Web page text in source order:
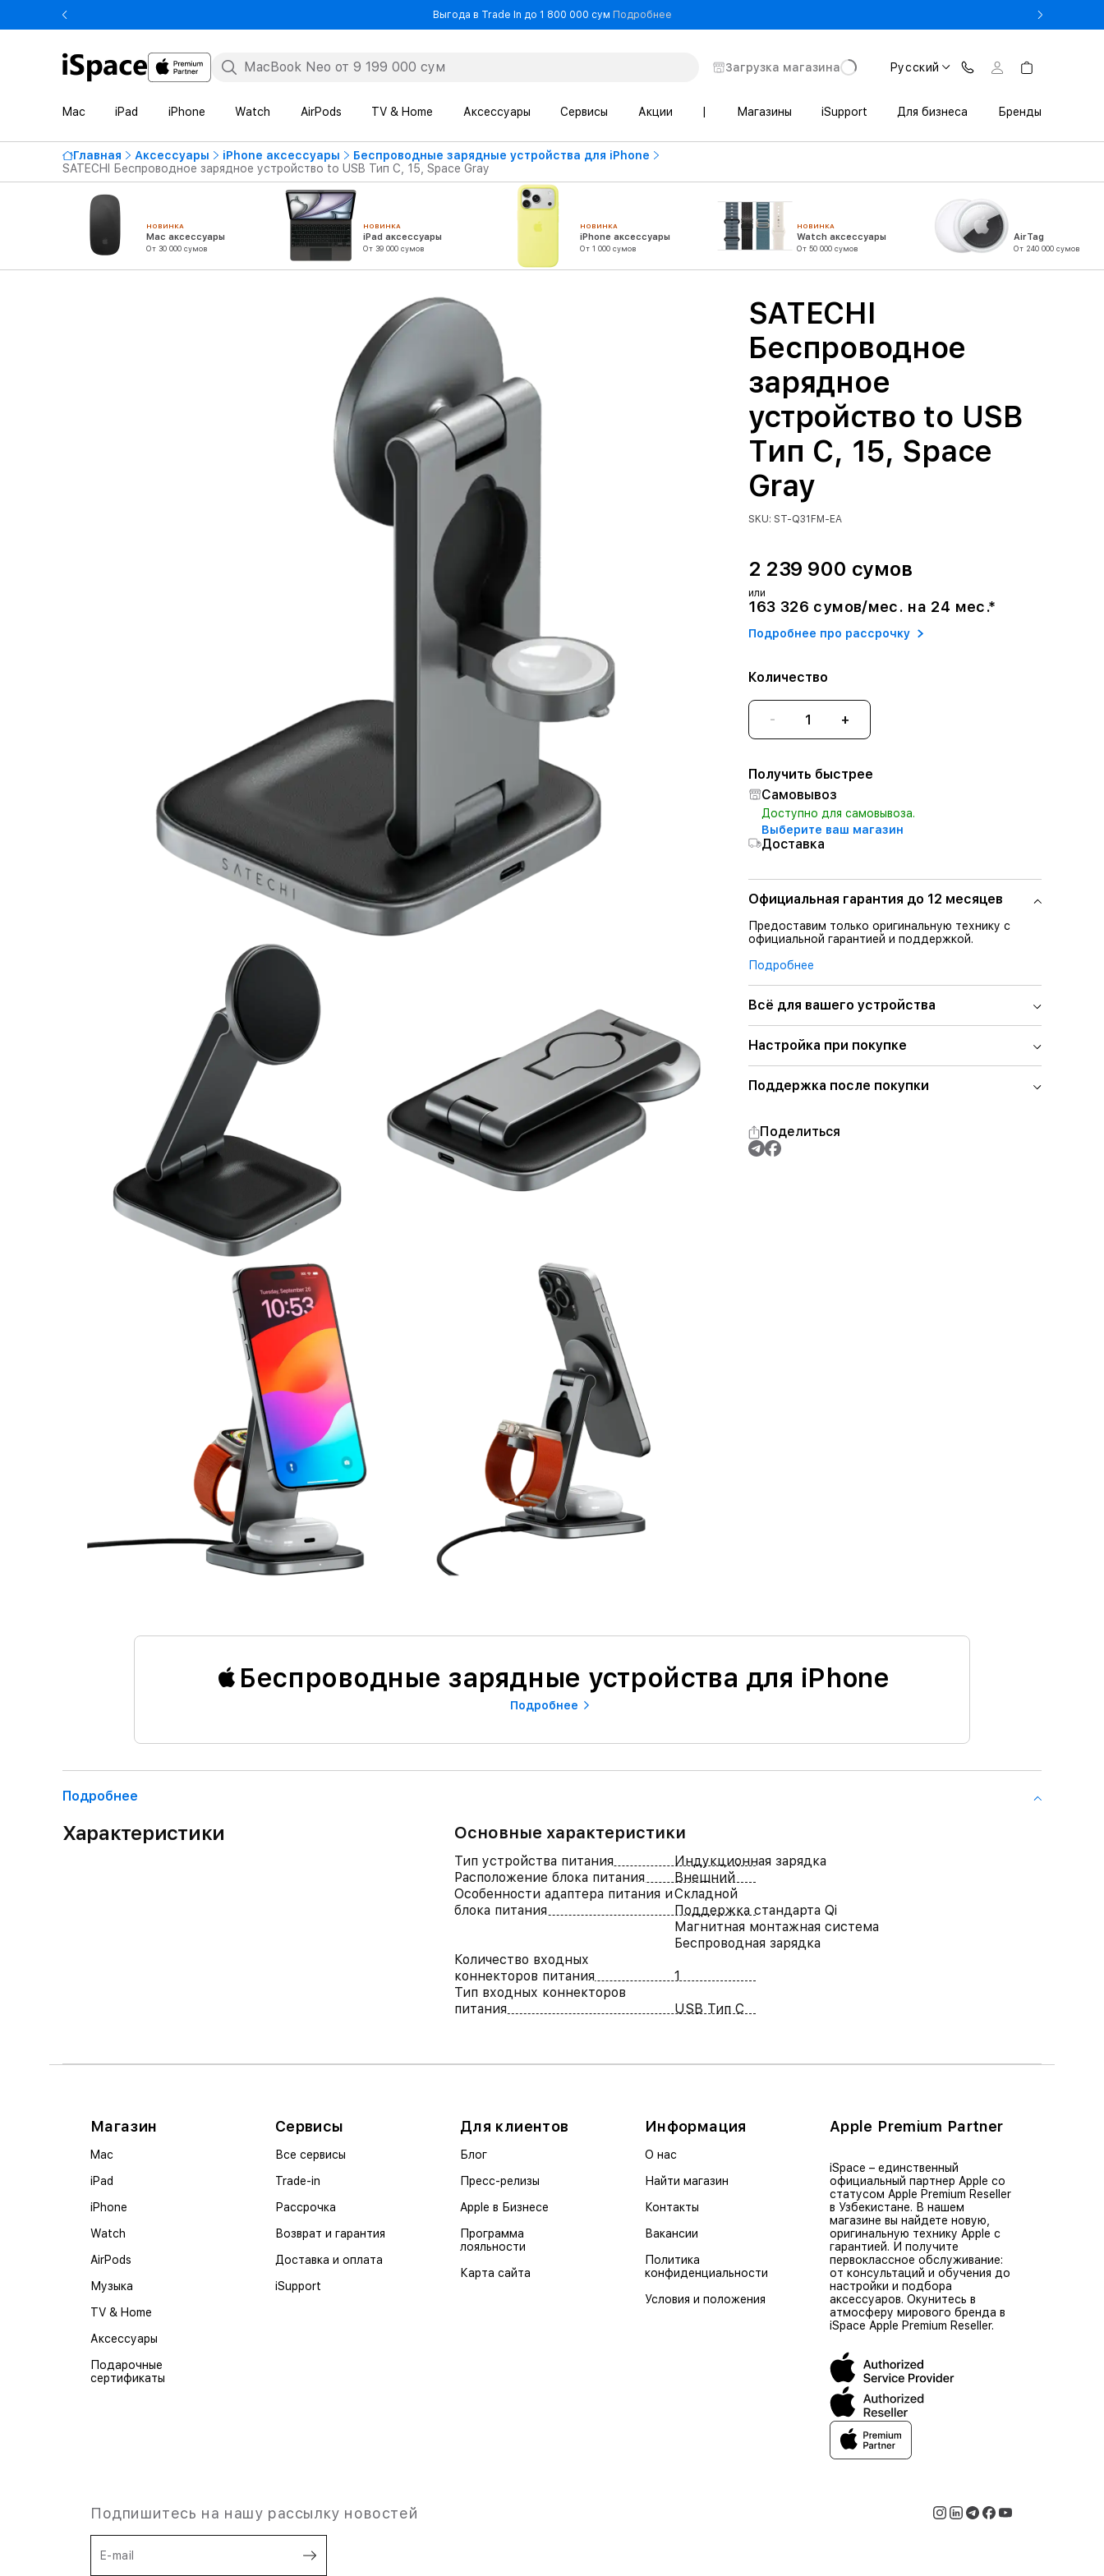
Выгода в Trade In до 1 800 000 сум Подробнее- Выгода в Trade In до 1 800 000 сум
Загрузка магазина Русский
Mac iPad iPhone Watch AirPods TV & Home Аксессуары Сервисы Акции Магазины iSupport Для бизнеса Бренды
Главная Аксессуары iPhone аксессуары
Беспроводные зарядные устройства для iPhone
SATECHI Беспроводное зарядное устройство to USB Тип C, 15, Space Gray
НОВИНКА
Mac аксессуары
От 30 000 сумов
НОВИНКА
iPad аксессуары
От 39 000 сумов
НОВИНКА
iPhone аксессуары
От 1 000 сумов
НОВИНКА
Watch аксессуары
От 50 000 сумов
AirTag
От 240 000 сумов
SATECHI
Беспроводное
зарядное
устройство to USB
Тип C, 15, Space
Gray
SKU: ST-Q31FM-EA
2 239 900 сумов
или
163 326 сумов/мес. на 24 мес.*
Подробнее про рассрочку
Количество
- +
Получить быстрее
Самовывоз
Доступно для самовывоза.
Выберите ваш магазин
Доставка
Официальная гарантия до 12 месяцев
Предоставим только оригинальную технику с
официальной гарантией и поддержкой.
Подробнее
Всё для вашего устройства
Настройка при покупке
Поддержка после покупки
Поделиться
Беспроводные зарядные устройства для iPhone
Подробнее
Подробнее
Характеристики Основные характеристики
Тип устройства питания
Индукционная зарядка
Расположение блока питания
Внешний
Особенности адаптера питания и
блока питания
Складной
Поддержка стандарта Qi
Магнитная монтажная система
Беспроводная зарядка
Количество входных
коннекторов питания
1
Тип входных коннекторов
питания
USB Тип C
Магазин
Mac
iPad
iPhone
Watch
AirPods
Музыка
TV & Home
Аксессуары
Подарочные
сертификаты
Сервисы
Все сервисы
Trade-in
Рассрочка
Возврат и гарантия
Доставка и оплата
iSupport
Для клиентов
Блог
Пресс-релизы
Apple в Бизнесе
Программа
лояльности
Карта сайта
Информация
О нас
Найти магазин
Контакты
Вакансии
Политика
конфиденциальности
Условия и положения
Apple Premium Partner
iSpace – единственный
официальный партнер Apple со
статусом Apple Premium Reseller
в Узбекистане. В нашем
магазине вы найдете новую,
оригинальную технику Apple с
гарантией. И получите
первоклассное обслуживание:
от консультаций и обучения до
настройки и подбора
аксессуаров. Окунитесь в
атмосферу мирового бренда в
iSpace Apple Premium Reseller.
Подпишитесь на нашу рассылку новостей
E-mail